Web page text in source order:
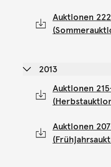
Auktionen
2013
Auktionen
Auktionen